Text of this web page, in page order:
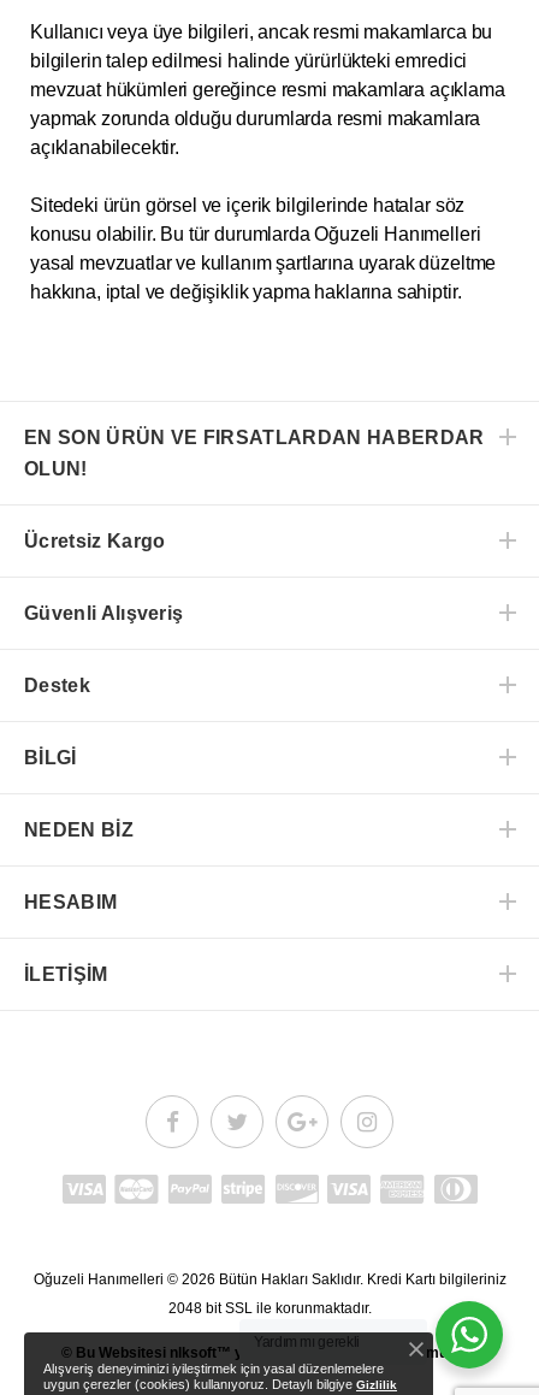
Kullanıcı veya üye bilgileri, ancak resmi makamlarca bu
bilgilerin talep edilmesi halinde yürürlükteki emredici
mevzuat hükümleri gereğince resmi makamlara açıklama
yapmak zorunda olduğu durumlarda resmi makamlara
açıklanabilecektir.
Sitedeki ürün görsel ve içerik bilgilerinde hatalar söz
konusu olabilir. Bu tür durumlarda Oğuzeli Hanımelleri
yasal mevzuatlar ve kullanım şartlarına uyarak düzeltme
hakkına, iptal ve değişiklik yapma haklarına sahiptir.
EN SON ÜRÜN VE FIRSATLARDAN HABERDAR
OLUN!
Ücretsiz Kargo
Güvenli Alışveriş
Destek
BİLGİ
NEDEN BİZ
HESABIM
İLETİŞİM
Oğuzeli Hanımelleri © 2026 Bütün Hakları Saklıdır. Kredi Kartı bilgileriniz
2048 bit SSL ile korunmaktadır.
© Bu Websitesi nlksoft™ yazılımı kullanarak oluşturulmuştur.
Alışveriş deneyiminizi iyileştirmek için yasal düzenlemelere
uygun çerezler (cookies) kullanıyoruz. Detaylı bilgiye Gizlilik
Yardım mı gerekli